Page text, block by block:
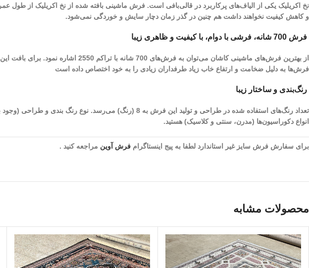
نخ اکریلیک یکی از الیاف­‌های پرکاربرد در قالی‌بافی است. فرش ماشینی بافته شده از نخ اکریلیک از طول
و کاهش کیفیت نخواهند داشت هم چنین در گذر زمان دچار سایش و خوردگی نمی‌شود.
فرش 700 شانه، فرشی با دوام، با کیفیت و ظاهری زیبا
فرش‌ها به دلیل ضخامت و ارتفاع خاب زیاد طرفداران زیادی را به خود اختصاص داده است
رنگ‌بندی و ساختار زیبا
تعداد رنگ‌های استفاده شده در طراحی و تولید این فرش به 8
انواع دکوراسیون‌ها (مدرن، سنتی و کلاسیک) هستید.
برای سفارش فرش سایز غیر استاندارد لطفا به پیج اینستاگرام فرش آوین مراجعه کنید .
محصولات مشابه